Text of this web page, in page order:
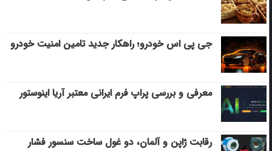
جی پی اس خودرو؛ راهکار جدید تامین امنیت خودرو
معرفی و بررسی پراپ فرم ایرانی معتبر آریا اینوستور
رقابت ژاپن و آلمان، دو غول ساخت سنسور فشار